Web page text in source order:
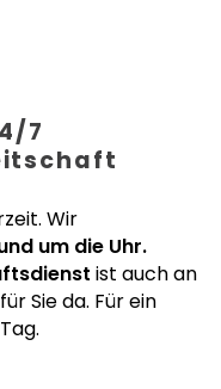
7
Wir
um die Uhr.
ist auch an
Sie da. Für ein